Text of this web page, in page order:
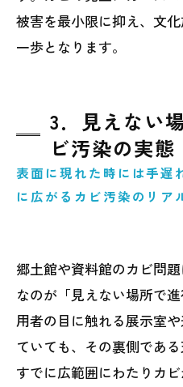
被害を最小限に抑え、文
一歩となります。
3．見えない
ビ汚染の実態
表面に現れた時には手遅
に広がるカビ汚染のリア
郷土館や資料館のカビ問
なのが「見えない場所で
用者の目に触れる展示室
ていても、その裏側であ
すでに広範囲にわたりカ